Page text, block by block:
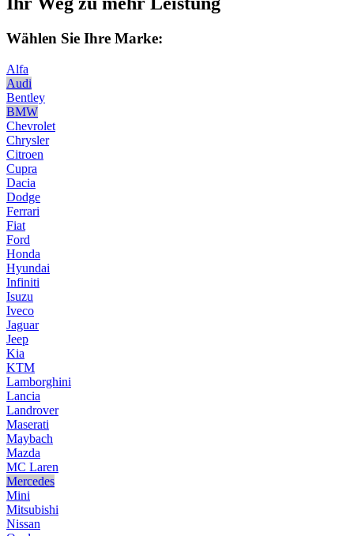
Wählen Sie Ihre Marke:
Alfa
Audi
Bentley
BMW
Chevrolet
Chrysler
Citroen
Cupra
Dacia
Dodge
Ferrari
Fiat
Ford
Honda
Hyundai
Infiniti
Isuzu
Iveco
Jaguar
Jeep
Kia
KTM
Lamborghini
Lancia
Landrover
Maserati
Maybach
Mazda
MC Laren
Mercedes
Mini
Mitsubishi
Nissan